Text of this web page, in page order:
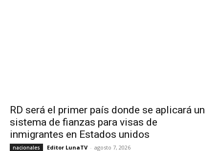
RD será el primer país donde se aplicará un
sistema de fianzas para visas de
inmigrantes en Estados unidos
nacionales Editor LunaTV - agosto 7, 2026